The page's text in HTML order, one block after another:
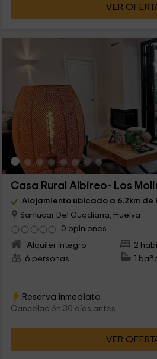
VER
Casa Rural Albireo- Los
Alojamiento ubicado a 6.2km de
Sanlucar Del Guadiana, Huelva
0 opiniones
Alquiler íntegro
2
6 personas
1
Reserva inmediata
Cancelación 30 días antes
VER